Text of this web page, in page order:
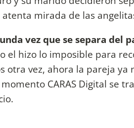
mirada de las
vez que se separa del
el hizo lo imposible para
otra vez, ahora la pareja ya
CARAS Digital se